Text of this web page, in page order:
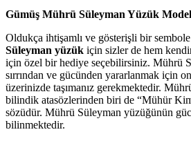
Gümüş Mührü Süleyman Yüzük
Oldukça ihtişamlı ve gösterişli bir
Süleyman yüzük için sizler de hem
için özel bir hediye seçebilirsiniz. Mührü
sırrından ve gücünden yararlanmak için
üzerinizde taşımanız gerekmektedir.
bilindik atasözlerinden biri de “Mühür
sözüdür. Mührü Süleyman yüzüğünün
bilinmektedir.